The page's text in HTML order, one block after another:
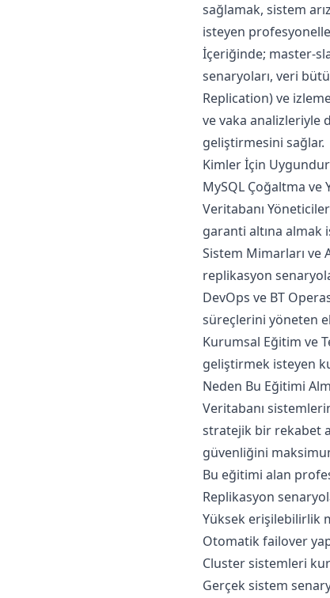
sağlamak, sistem
isteyen
İçeriğinde; master-
senaryoları, veri
Replication) ve
ve vaka analizleriyle
geliştirmesini sağlar.
Kimler İçin
MySQL Çoğaltma
Veritabanı
garanti altına almak
Sistem Mimarları ve
replikasyon
DevOps ve BT
süreçlerini yöneten
Kurumsal Eğitim ve
geliştirmek isteyen
Neden Bu Eğitimi
Veritabanı
stratejik bir rekabet
güvenliğini
Bu eğitimi alan
Replikasyon
Yüksek erişilebilirlik
Otomatik failover
Cluster sistemleri
Gerçek sistem